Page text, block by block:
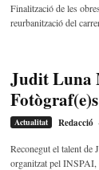
Finalització de les
reurbanització del
Judit Luna
Actualitat Redacció
Reconegut el talent de
organitzat pel INSPAI,